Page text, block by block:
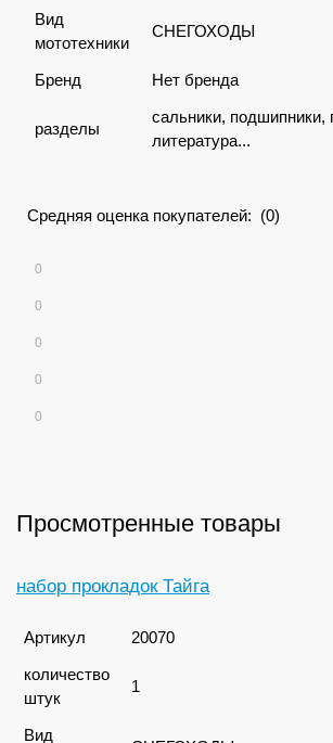
Вид
мототехники
СНЕГОХОДЫ
Бренд Нет бренда
разделы
сальники, подшипники,
литература...
Средняя оценка покупателей: (0)
0
0
0
0
0
Просмотренные товары
набор прокладок Тайга
Артикул
20070
количество
штук
1
Вид